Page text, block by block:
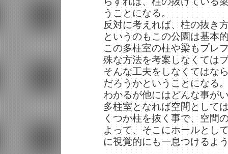
うことになる。
反対に考えれば、柱の抜き
というのもこの公園は基本
この多柱室の柱や梁もプレ
殊な方法を考案しなくては
そんな工夫をしなくてはな
だろうかということになる
わかるが他にはどんな事が
多柱室となれば空間として
くつか柱を抜く事で、空間
よって、そこにホールとし
に視覚的にも一息つけるよ